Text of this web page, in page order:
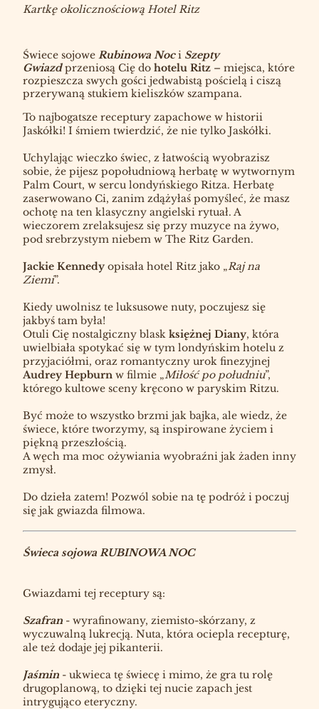
Kartkę okolicznościową Hotel Ritz
Świece sojowe Rubinowa Noci Szepty
Gwiazdprzeniosą Cię do hotelu Ritz – miejsca, które
rozpieszcza swych gości jedwabistą pościelą i ciszą
przerywaną stukiem kieliszków szampana.
To najbogatsze receptury zapachowe w historii
Jaskółki! I śmiem twierdzić, że nie tylko Jaskółki.
Uchylając wieczko świec, z łatwością wyobrazisz
sobie, że pijesz popołudniową herbatę w wytwornym
Palm Court, w sercu londyńskiego Ritza. Herbatę
zaserwowano Ci, zanim zdążyłaś pomyśleć, że masz
ochotę na ten klasyczny angielski rytuał. A
wieczorem zrelaksujesz się przy muzyce na żywo,
pod srebrzystym niebem w The Ritz Garden.
Jackie Kennedy opisała hotel Ritz jako „Raj na
Ziemi”.
Kiedy uwolnisz te luksusowe nuty, poczujesz się
jakbyś tam była!
Otuli Cię nostalgiczny blask księżnej Diany, która
uwielbiała spotykać się w tym londyńskim hotelu z
przyjaciółmi, oraz romantyczny urok finezyjnej
Audrey Hepburn w filmie „Miłość po południu”,
którego kultowe sceny kręcono w paryskim Ritzu.
Być może to wszystko brzmi jak bajka, ale wiedz, że
świece, które tworzymy, są inspirowane życiem i
piękną przeszłością.
A węch ma moc ożywiania wyobraźni jak żaden inny
zmysł.
Do dzieła zatem! Pozwól sobie na tę podróż i poczuj
się jak gwiazda filmowa.
Świeca sojowa RUBINOWA NOC
Gwiazdami tej receptury są:
Szafran - wyrafinowany, ziemisto-skórzany, z
wyczuwalną lukrecją. Nuta, która ociepla recepturę,
ale też dodaje jej pikanterii.
Jaśmin - ukwieca tę świecę i mimo, że gra tu rolę
drugoplanową, to dzięki tej nucie zapach jest
intrygująco eteryczny.